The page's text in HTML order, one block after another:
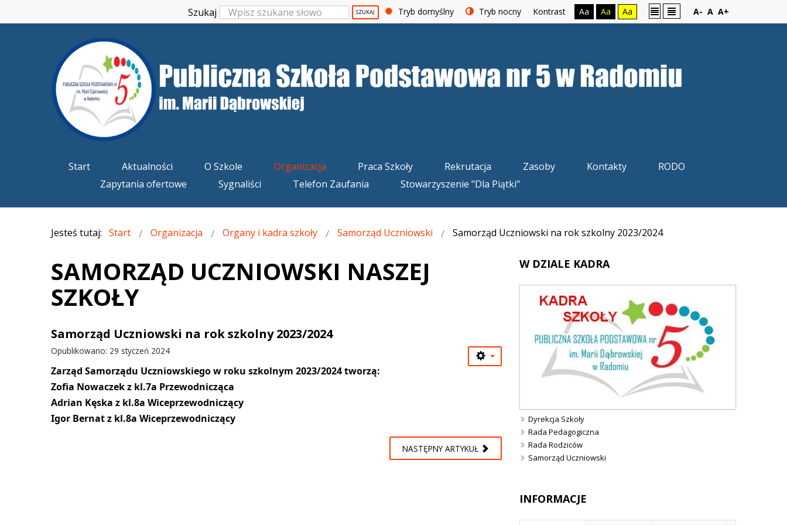
Tryb domyślny Tryb nocny Kontrast Aa Aa Aa A- A A+
Szukaj SZUKAJ
Start Aktualności O Szkole Organizacja Praca Szkoły Rekrutacja Zasoby Kontakty
RODO
Zapytania ofertowe
Sygnaliści Telefon Zaufania Stowarzyszenie "Dla Piątki"
Jesteś tutaj: Start Organizacja Organy i kadra szkoły Samorząd Uczniowski Samorząd Uczniowski na rok szkolny 2023/2024
SAMORZĄD UCZNIOWSKI NASZEJ
SZKOŁY
Samorząd Uczniowski na rok szkolny 2023/2024
Opublikowano: 29 styczeń 2024
Zarząd Samorządu Uczniowskiego w roku szkolnym 2023/2024 tworzą:
Zofia Nowaczek z kl.7a Przewodnicząca
Adrian Kęska z kl.8a Wiceprzewodniczący
Igor Bernat z kl.8a Wiceprzewodniczący
NASTĘPNY ARTYKUŁ
WDZIALE KADRA
Dyrekcja Szkoły
Rada Pedagogiczna
Rada Rodziców
Samorząd Uczniowski
INFORMACJE